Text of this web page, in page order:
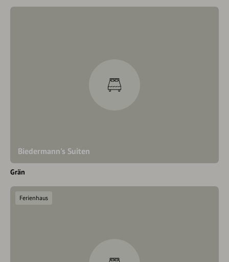
Biedermann's Suiten
Grän
Ferienhaus